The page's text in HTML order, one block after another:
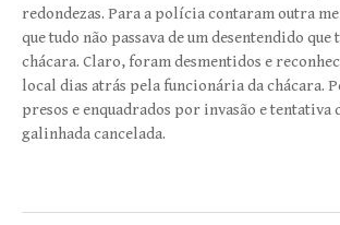
redondezas. Para a polícia contaram outra
que tudo não passava de um desentendido
chácara. Claro, foram desmentidos e
local dias atrás pela funcionária da chácara.
presos e enquadrados por invasão e tentativa
galinhada cancelada.